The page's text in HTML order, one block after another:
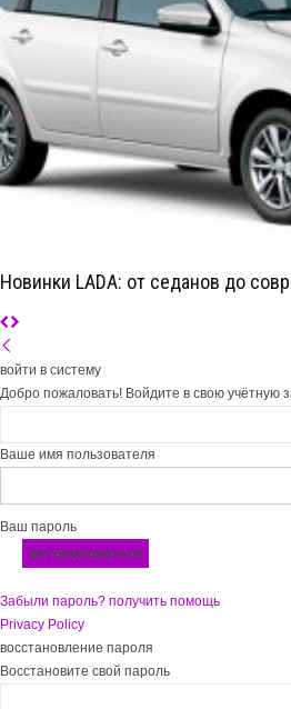
Новинки LADA: от седанов до
войти в систему
Добро пожаловать! Войдите в свою учётную
Ваше имя пользователя
Ваш пароль
Забыли пароль? получить помощь
Privacy Policy
восстановление пароля
Восстановите свой пароль